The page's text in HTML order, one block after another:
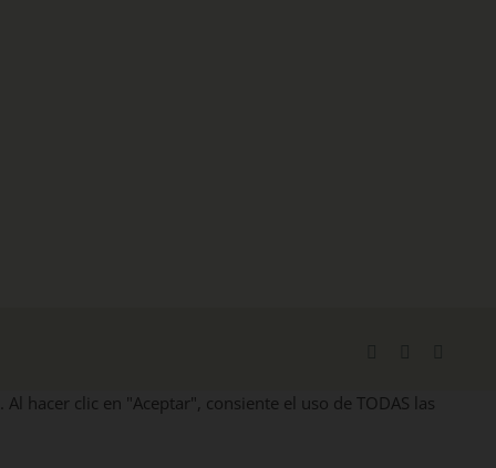
hacer clic en "Aceptar", consiente el uso de TODAS las